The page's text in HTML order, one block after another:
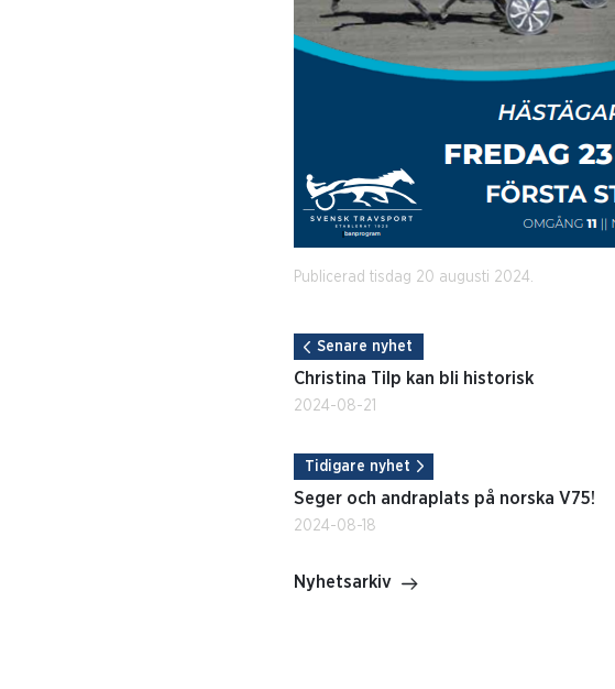
Publicerad tisdag 20 augusti 2024.
Senare nyhet
Christina Tilp kan bli historisk
2024-08-21
Tidigare nyhet
Seger och andraplats på norska V75!
2024-08-18
Nyhetsarkiv